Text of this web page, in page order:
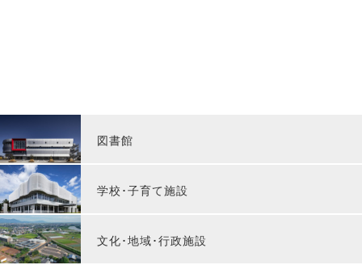
図書館
学校･子育て施設
文化･地域･行政施設